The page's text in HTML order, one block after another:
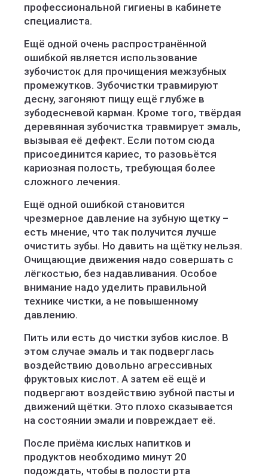
профессиональной гигиены в кабинете
специалиста.
Ещё одной очень распространённой
ошибкой является использование
зубочисток для прочищения межзубных
промежутков. Зубочистки травмируют
десну, загоняют пищу ещё глубже в
зубодесневой карман. Кроме того, твёрдая
деревянная зубочистка травмирует эмаль,
вызывая её дефект. Если потом сюда
присоединится кариес, то разовьётся
кариозная полость, требующая более
сложного лечения.
Ещё одной ошибкой становится
чрезмерное давление на зубную щетку –
есть мнение, что так получится лучше
очистить зубы. Но давить на щётку нельзя.
Очищающие движения надо совершать с
лёгкостью, без надавливания. Особое
внимание надо уделить правильной
технике чистки, а не повышенному
давлению.
Пить или есть до чистки зубов кислое. В
этом случае эмаль и так подверглась
воздействию довольно агрессивных
фруктовых кислот. А затем её ещё и
подвергают воздействию зубной пасты и
движений щётки. Это плохо сказывается
на состоянии эмали и повреждает её.
После приёма кислых напитков и
продуктов необходимо минут 20
подождать, чтобы в полости рта